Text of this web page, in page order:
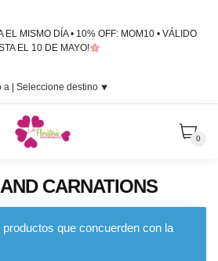
EL MISMO DÍA • 10% OFF: MOM10 • VÁLIDO
EL 10 DE MAYO!
a | Seleccione destino⯆
0
CARNATIONS
que concuerden con la